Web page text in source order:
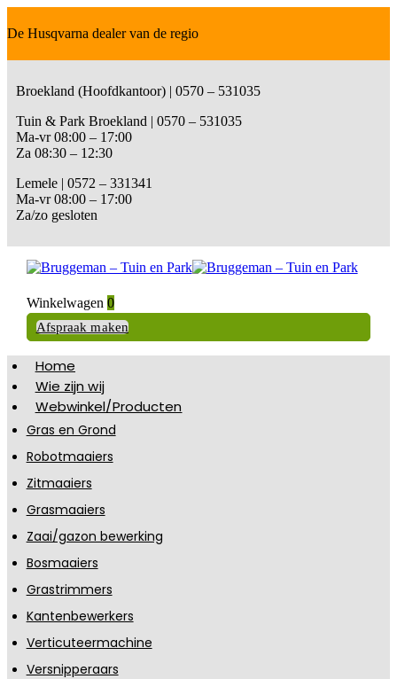
De Husqvarna dealer van de regio
Broekland (Hoofdkantoor) | 0570 – 531035
Tuin & Park Broekland | 0570 – 531035
Ma-vr 08:00 – 17:00
Za 08:30 – 12:30
Lemele | 0572 – 331341
Ma-vr 08:00 – 17:00
Za/zo gesloten
Winkelwagen 0
Afspraak maken
Home
Wie zijn wij
Webwinkel/Producten
Gras en Grond
Robotmaaiers
Zitmaaiers
Grasmaaiers
Zaai/gazon bewerking
Bosmaaiers
Grastrimmers
Kantenbewerkers
Verticuteermachine
Versnipperaars